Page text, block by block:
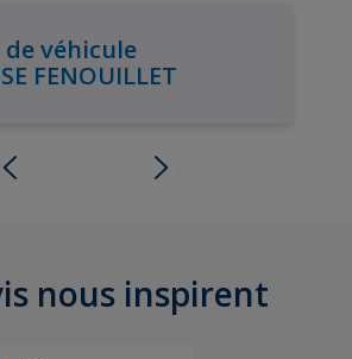
véhicule
FENOUILLET
nous inspirent